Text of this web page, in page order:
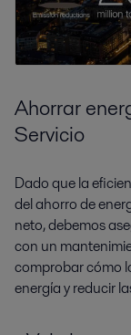
Ahorrar
Servicio
Dado que la
del ahorro de
neto, debemos
con un
comprobar cómo
energía y reducir